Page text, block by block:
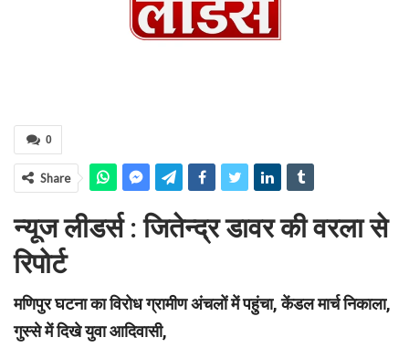
0
Share
न्यूज लीडर्स : जितेन्द्र डावर की वरला से
रिपोर्ट
मणिपुर घटना का विरोध ग्रामीण अंचलों में पहुंचा, केंडल मार्च निकाला,
गुस्से में दिखे युवा आदिवासी,